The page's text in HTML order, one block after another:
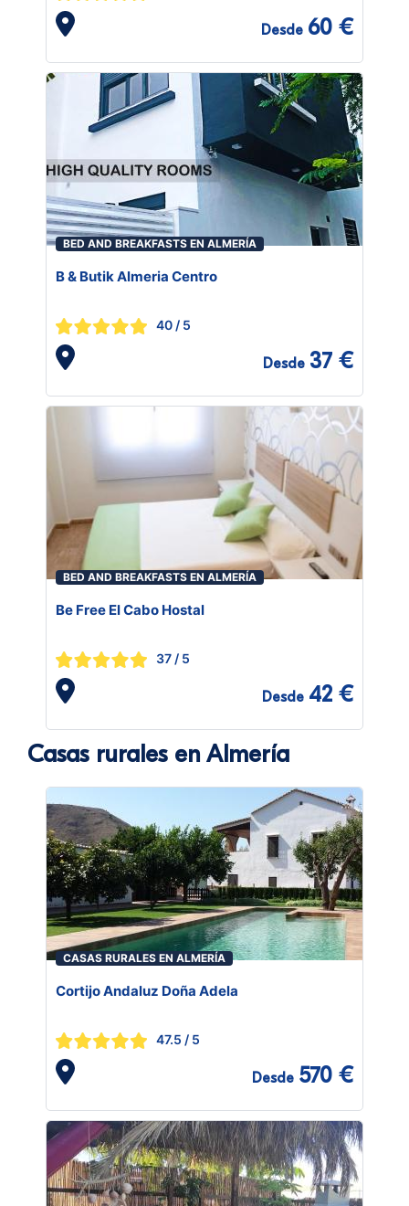
Desde 60 €
BED AND BREAKFASTS EN ALMERÍA
B & Butik Almeria Centro
40 / 5
Desde 37 €
BED AND BREAKFASTS EN ALMERÍA
Be Free El Cabo Hostal
37 / 5
Desde 42 €
Casas rurales en Almería
CASAS RURALES EN ALMERÍA
Cortijo Andaluz Doña Adela
47.5 / 5
Desde 570 €